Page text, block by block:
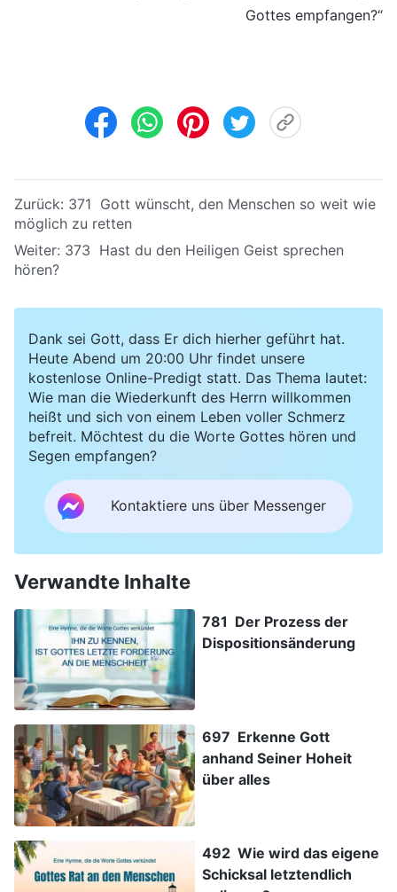
Gottes empfangen?“
Zurück: 371 Gott wünscht, den Menschen so weit wie
möglich zu retten
Weiter: 373 Hast du den Heiligen Geist sprechen
hören?
Dank sei Gott, dass Er dich hierher geführt hat.
Heute Abend um 20:00 Uhr findet unsere
kostenlose Online-Predigt statt. Das Thema lautet:
Wie man die Wiederkunft des Herrn willkommen
heißt und sich von einem Leben voller Schmerz
befreit. Möchtest du die Worte Gottes hören und
Segen empfangen?
Kontaktiere uns über Messenger
Verwandte Inhalte
781 Der Prozess der
Dispositionsänderung
697 Erkenne Gott
anhand Seiner Hoheit
über alles
492 Wie wird das eigene
Schicksal letztendlich